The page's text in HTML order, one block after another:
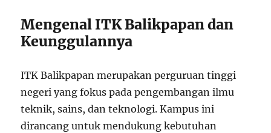
Mengenal ITK Balikpapan dan
Keunggulannya
ITK Balikpapan merupakan perguruan tinggi
negeri yang fokus pada pengembangan ilmu
teknik, sains, dan teknologi. Kampus ini
dirancang untuk mendukung kebutuhan